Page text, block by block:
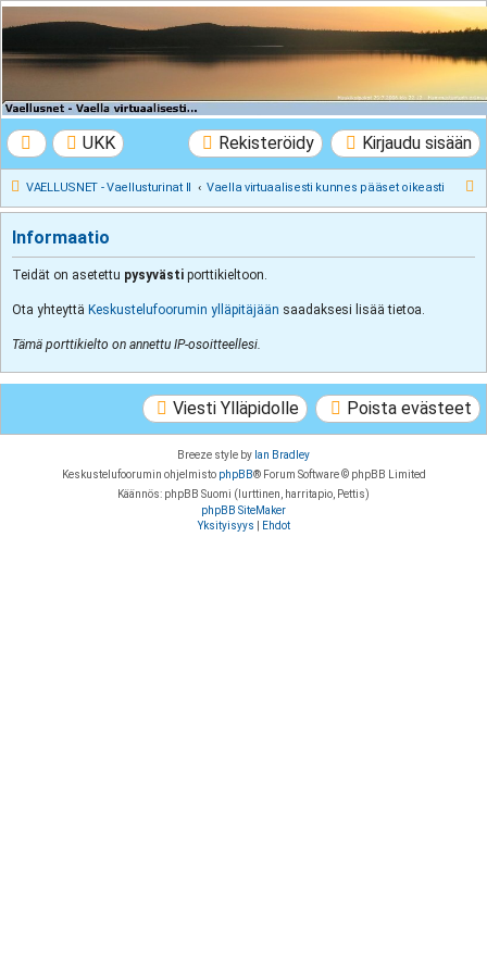
VAELLUSNET -
Vaellusturinat II
UKK Kirjaudu sisään
Rekisteröidy
VAELLUSNET - Vaellusturinat II Vaella virtuaalisesti kunnes pääset oikeasti
t
Informaatio
Teidät on asetettu pysyvästi porttikieltoon.
Ota yhteyttä Keskustelufoorumin ylläpitäjään saadaksesi lisää tietoa.
Tämä porttikielto on annettu IP-osoitteellesi.
Poista evästeet
Viesti Ylläpidolle
Breeze style by Ian Bradley
Keskustelufoorumin ohjelmisto phpBB® Forum Software © phpBB Limited
Käännös: phpBB Suomi (lurttinen, harritapio, Pettis)
phpBB SiteMaker
Yksityisyys
Ehdot